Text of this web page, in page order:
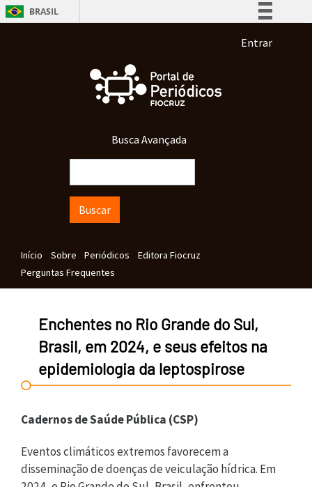
Pular para o conteúdo principal
BRASIL
Participe
Acesso à informação
Menu de
Entrar
Busca Avançada
Navegação principal
Início Sobre Periódicos
Editora Fiocruz
Perguntas Frequentes
Enchentes no Rio Grande do Sul,
Brasil, em 2024, e seus efeitos na
epidemiologia da leptospirose
Cadernos de Saúde Pública (CSP)
Eventos climáticos extremos favorecem a
disseminação de doenças de veiculação hídrica. Em